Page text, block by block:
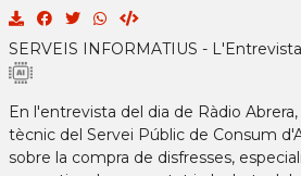
SERVEIS INFORMATIUS -
En l'entrevista del dia de Ràdio
tècnic del Servei Públic de Consum
sobre la compra de disfresses,